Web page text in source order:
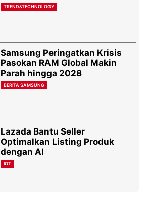
TREND&TECHNOLOGY
Samsung Peringatkan Krisis
Pasokan RAM Global Makin
Parah hingga 2028
BERITA SAMSUNG
Lazada Bantu Seller
Optimalkan Listing Produk
dengan AI
IOT